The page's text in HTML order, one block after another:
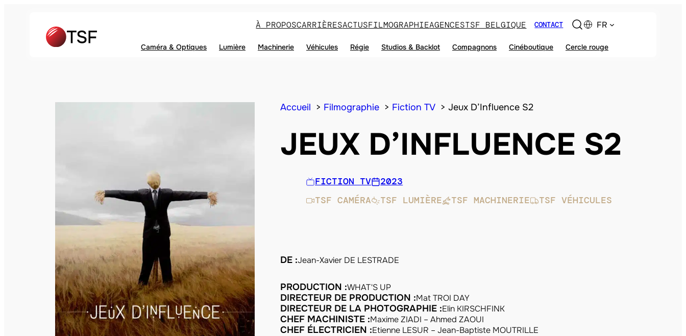
À PROPOSCARRIÈRESACTUSFILMOGRAPHIEAGENCESTSF BELGIQUE CONTACT FR
Caméra & Optiques Lumière Machinerie Véhicules Régie Studios & Backlot Compagnons Cinéboutique Cercle rouge
Accueil Filmographie Fiction TV Jeux D’Influence S2
JEUX D’INFLUENCE S2
FICTION TV
2023
TSF CAMÉRA
TSF LUMIÈRE TSF MACHINERIE TSF VÉHICULES
DE :Jean-Xavier DE LESTRADE
PRODUCTION :WHAT'S UP
DIRECTEUR DE PRODUCTION :Mat TROI DAY
DIRECTEUR DE LA PHOTOGRAPHIE :Elin KIRSCHFINK
CHEF MACHINISTE :Maxime ZIADI – Ahmed ZAOUI
CHEF ÉLECTRICIEN :Etienne LESUR – Jean-Baptiste MOUTRILLE